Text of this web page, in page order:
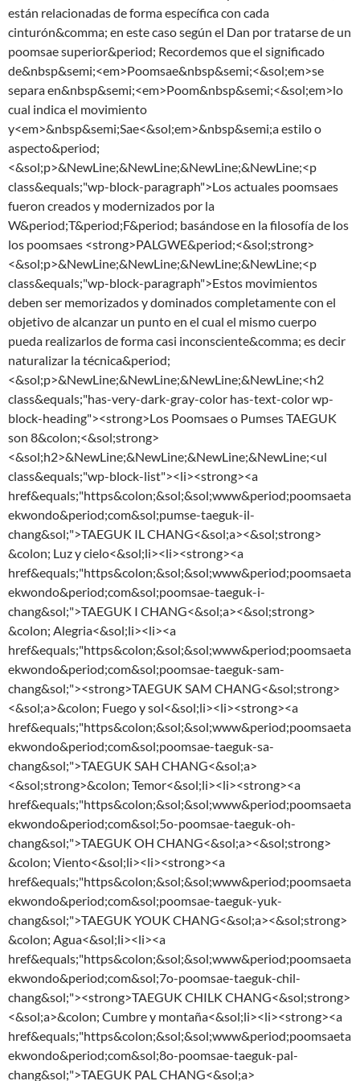
están relacionadas de forma específica con cada
cinturón&comma; en este caso según el Dan por tratarse de un
poomsae superior&period; Recordemos que el significado
de&nbsp&semi;<em>Poomsae&nbsp&semi;<&sol;em>se
separa en&nbsp&semi;<em>Poom&nbsp&semi;<&sol;em>lo
cual indica el movimiento
y<em>&nbsp&semi;Sae<&sol;em>&nbsp&semi;a estilo o
aspecto&period;
<&sol;p>&NewLine;&NewLine;&NewLine;&NewLine;<p
class&equals;"wp-block-paragraph">Los actuales poomsaes
fueron creados y modernizados por la
W&period;T&period;F&period; basándose en la filosofía de los
los poomsaes <strong>PALGWE&period;<&sol;strong>
<&sol;p>&NewLine;&NewLine;&NewLine;&NewLine;<p
class&equals;"wp-block-paragraph">Estos movimientos
deben ser memorizados y dominados completamente con el
objetivo de alcanzar un punto en el cual el mismo cuerpo
pueda realizarlos de forma casi inconsciente&comma; es decir
naturalizar la técnica&period;
<&sol;p>&NewLine;&NewLine;&NewLine;&NewLine;<h2
class&equals;"has-very-dark-gray-color has-text-color wp-
block-heading"><strong>Los Poomsaes o Pumses TAEGUK
son 8&colon;<&sol;strong>
<&sol;h2>&NewLine;&NewLine;&NewLine;&NewLine;<ul
class&equals;"wp-block-list"><li><strong><a
href&equals;"https&colon;&sol;&sol;www&period;poomsaeta
ekwondo&period;com&sol;pumse-taeguk-il-
chang&sol;">TAEGUK IL CHANG<&sol;a><&sol;strong>
&colon; Luz y cielo<&sol;li><li><strong><a
href&equals;"https&colon;&sol;&sol;www&period;poomsaeta
ekwondo&period;com&sol;poomsae-taeguk-i-
chang&sol;">TAEGUK I CHANG<&sol;a><&sol;strong>
&colon; Alegria<&sol;li><li><a
href&equals;"https&colon;&sol;&sol;www&period;poomsaeta
ekwondo&period;com&sol;poomsae-taeguk-sam-
chang&sol;"><strong>TAEGUK SAM CHANG<&sol;strong>
<&sol;a>&colon; Fuego y sol<&sol;li><li><strong><a
href&equals;"https&colon;&sol;&sol;www&period;poomsaeta
ekwondo&period;com&sol;poomsae-taeguk-sa-
chang&sol;">TAEGUK SAH CHANG<&sol;a>
<&sol;strong>&colon; Temor<&sol;li><li><strong><a
href&equals;"https&colon;&sol;&sol;www&period;poomsaeta
ekwondo&period;com&sol;5o-poomsae-taeguk-oh-
chang&sol;">TAEGUK OH CHANG<&sol;a><&sol;strong>
&colon; Viento<&sol;li><li><strong><a
href&equals;"https&colon;&sol;&sol;www&period;poomsaeta
ekwondo&period;com&sol;poomsae-taeguk-yuk-
chang&sol;">TAEGUK YOUK CHANG<&sol;a><&sol;strong>
&colon; Agua<&sol;li><li><a
href&equals;"https&colon;&sol;&sol;www&period;poomsaeta
ekwondo&period;com&sol;7o-poomsae-taeguk-chil-
chang&sol;"><strong>TAEGUK CHILK CHANG<&sol;strong>
<&sol;a>&colon; Cumbre y montaña<&sol;li><li><strong><a
href&equals;"https&colon;&sol;&sol;www&period;poomsaeta
ekwondo&period;com&sol;8o-poomsae-taeguk-pal-
chang&sol;">TAEGUK PAL CHANG<&sol;a>